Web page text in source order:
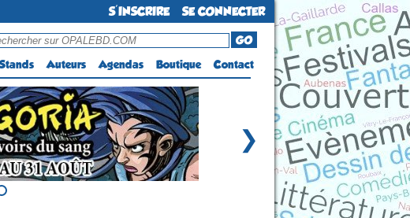
S'INSCRIRE
SE CONNECTER
GO
Stands Auteurs Agendas Boutique Contact
❯